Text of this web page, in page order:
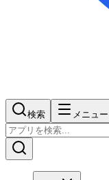
検索 メニュ